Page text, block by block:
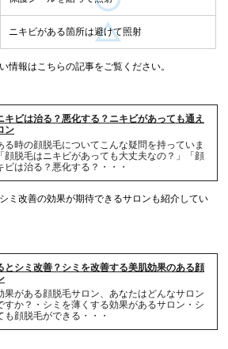
ニキビがある箇所は避けて照射
情報はこちらの記事をご覧ください。
キビは治る？悪化する？ニキビがあっても通え
ン
る時の顔脱毛についてこんな疑問を持っていま
顔脱毛はニキビがあっても大丈夫なの？」「顔
ビは治る？悪化する？・・・
ミ改善の効果が期待できるサロンも紹介してい
とシミ改善？シミを改善する美肌効果のある顔
果がある顔脱毛サロン、あなたはどんなサロン
すか？・シミを薄くする効果があるサロン・シ
も顔脱毛ができる・・・